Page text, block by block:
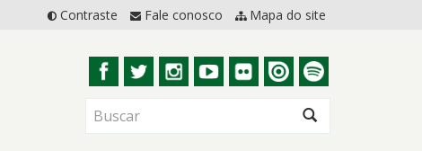
Contraste Fale conosco Mapa do site
BUSCAR